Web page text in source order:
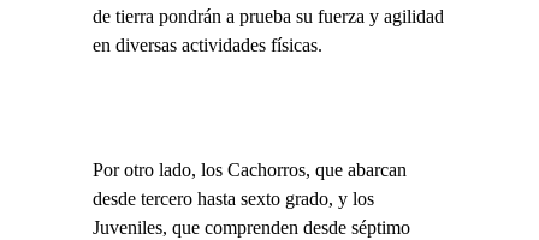
de tierra pondrán a prueba su fuerza y agilidad
en diversas actividades físicas.
Por otro lado, los Cachorros, que abarcan
desde tercero hasta sexto grado, y los
Juveniles, que comprenden desde séptimo